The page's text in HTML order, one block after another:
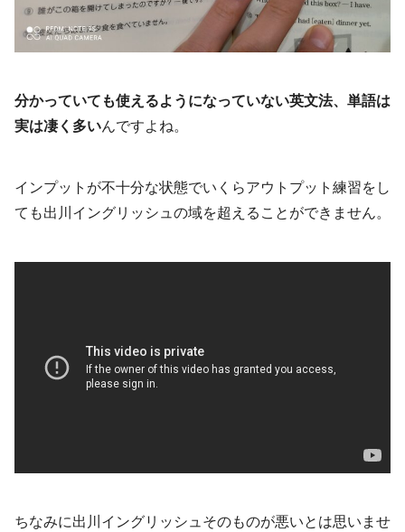
分かっていても使えるようになっていない英文法、単語は
実は凄く多いんですよね。
インプットが不十分な状態でいくらアウトプット練習をし
ても出川イングリッシュの域を超えることができません。
ちなみに出川イングリッシュそのものが悪いとは思いませ